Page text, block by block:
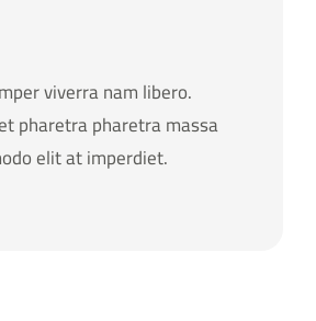
viverra nam libero.
pharetra pharetra massa
elit at imperdiet.